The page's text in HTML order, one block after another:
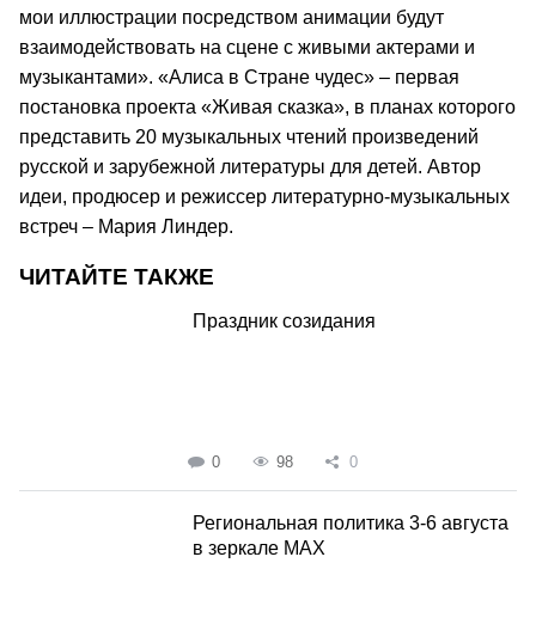
мои иллюстрации посредством анимации будут
взаимодействовать на сцене с живыми актерами и
музыкантами». «Алиса в Стране чудес» – первая
постановка проекта «Живая сказка», в планах которого
представить 20 музыкальных чтений произведений
русской и зарубежной литературы для детей. Автор
идеи, продюсер и режиссер литературно-музыкальных
встреч – Мария Линдер.
ЧИТАЙТЕ ТАКЖЕ
Праздник созидания
0 98 0
Региональная политика 3-6 августа
в зеркале MAX